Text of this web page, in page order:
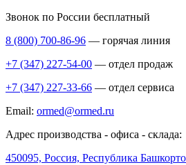
Звонок по России бесплатный
8 (800) 700-86-96 — горячая линия
+7 (347) 227-54-00 — отдел продаж
+7 (347) 227-33-66 — отдел сервиса
Email: ormed@ormed.ru
Адрес производства - офиса - склада:
450095, Россия, Республика